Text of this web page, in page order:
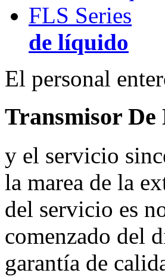
de líquido
El personal
Transmisor De
y el servicio
la marea de la
del servicio es
comenzado del
garantía de